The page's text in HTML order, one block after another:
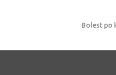
Bolest po